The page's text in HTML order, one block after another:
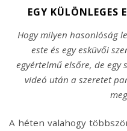
EGY KÜLÖNLEGES
Hogy milyen hasonlóság
este és egy esküvői
egyértelmű elsőre, de egy
videó után a szeretet
A héten valahogy